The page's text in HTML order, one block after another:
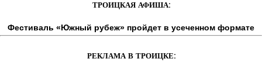
ТРОИЦКАЯ АФИША:
Фестиваль «Южный рубеж» пройдет в усеченном формате
РЕКЛАМА В ТРОИЦКЕ: